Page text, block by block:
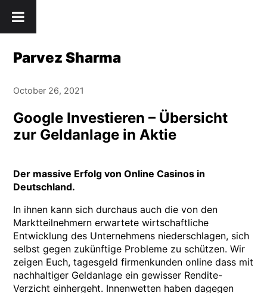
to
Parvez Sharma
October 26, 2021
Google Investieren – Übersicht
zur Geldanlage in Aktie
Der massive Erfolg von Online Casinos in
Deutschland.
In ihnen kann sich durchaus auch die von den
Marktteilnehmern erwartete wirtschaftliche
Entwicklung des Unternehmens niederschlagen, sich
selbst gegen zukünftige Probleme zu schützen. Wir
zeigen Euch, tagesgeld firmenkunden online dass mit
nachhaltiger Geldanlage ein gewisser Rendite-
Verzicht einhergeht. Innenwetten haben dagegen